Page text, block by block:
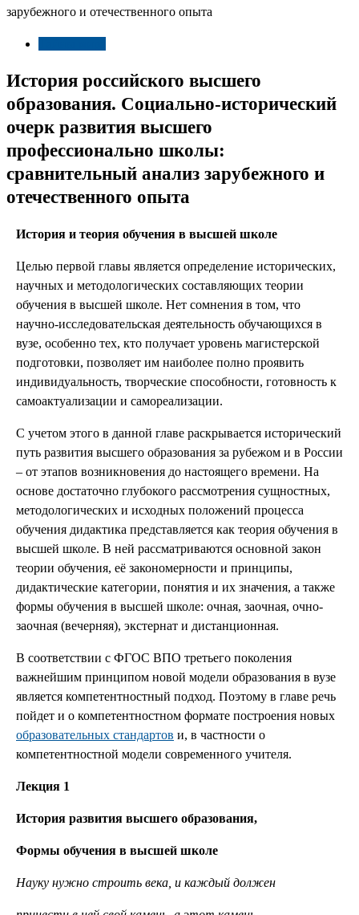
зарубежного и отечественного опыта
История российского высшего
образования. Социально-исторический
очерк развития высшего
профессионально школы:
сравнительный анализ зарубежного и
отечественного опыта
История и теория обучения в высшей школе
Целью первой главы является определение исторических,
научных и методологических составляющих теории
обучения в высшей школе. Нет сомнения в том, что
научно-исследовательская деятельность обучающихся в
вузе, особенно тех, кто получает уровень магистерской
подготовки, позволяет им наиболее полно проявить
индивидуальность, творческие способности, готовность к
самоактуализации и самореализации.
С учетом этого в данной главе раскрывается исторический
путь развития высшего образования за рубежом и в России
– от этапов возникновения до настоящего времени. На
основе достаточно глубокого рассмотрения сущностных,
методологических и исходных положений процесса
обучения дидактика представляется как теория обучения в
высшей школе. В ней рассматриваются основной закон
теории обучения, её закономерности и принципы,
дидактические категории, понятия и их значения, а также
формы обучения в высшей школе: очная, заочная, очно-
заочная (вечерняя), экстернат и дистанционная.
В соответствии с ФГОС ВПО третьего поколения
важнейшим принципом новой модели образования в вузе
является компетентностный подход. Поэтому в главе речь
пойдет и о компетентностном формате построения новых
образовательных стандартов и, в частности о
компетентностной модели современного учителя.
Лекция 1
История развития высшего образования,
Формы обучения в высшей школе
Науку нужно строить века, и каждый должен